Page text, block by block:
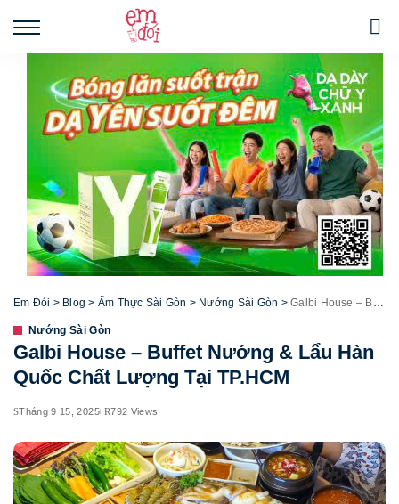
Em Đói > Blog > Ẩm Thực Sài Gòn > Nướng Sài Gòn >Galbi House – Buffet Nướng & Lẩu Hàn Quốc Chất Lượng Tại TP.HCM
Nướng Sài Gòn
Galbi House – Buffet Nướng & Lẩu Hàn
Quốc Chất Lượng Tại TP.HCM
Tháng 9 15, 2025 792 Views